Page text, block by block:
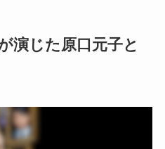
演じた原口元子と